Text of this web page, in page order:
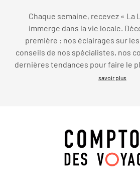
Chaque semaine, recevez « La
immerge dans la vie locale.
première : nos éclairages sur
conseils de nos spécialistes, nos
dernières tendances pour faire le
savoir plus